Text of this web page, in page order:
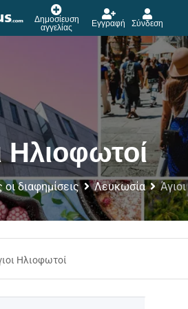
Δημοσίευση
αγγελίας
Εγγραφή Σύνδεση
Ηλιοφωτοί
διαφημίσεις Λευκωσία
Ηλιοφωτοί